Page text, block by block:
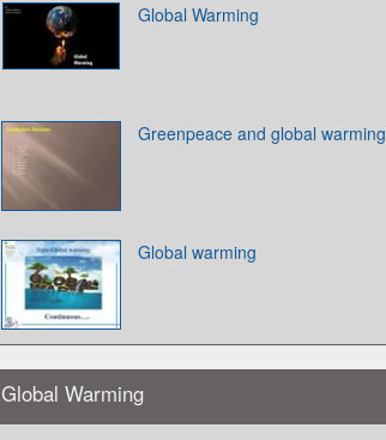
Global Warming
Greenpeace and global warming
Global warming
Global Warming